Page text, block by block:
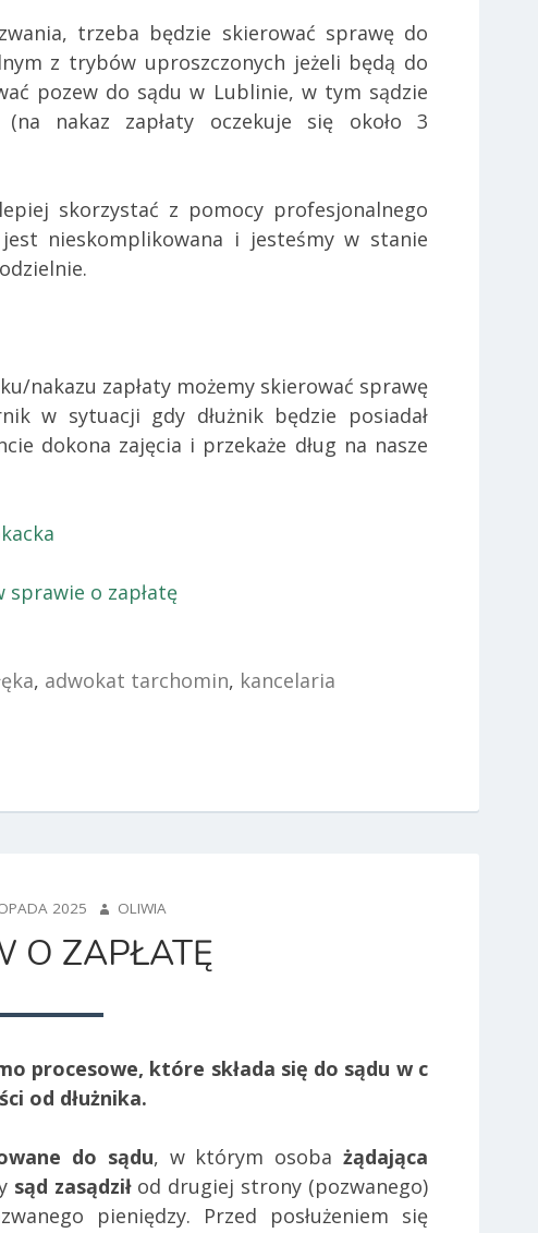
trzeba będzie skierować sprawę do
z trybów uproszczonych jeżeli będą do
pozew do sądu w Lublinie, w tym sądzie
nakaz zapłaty oczekuje się około 3
skorzystać z pomocy profesjonalnego
nieskomplikowana i jesteśmy w stanie
nakazu zapłaty możemy skierować sprawę
w sytuacji gdy dłużnik będzie posiadał
dokona zajęcia i przekaże dług na nasze
sprawie o zapłatę
, adwokat tarchomin, kancelaria
2025 AUTHOR
OLIWIA
O ZAPŁATĘ
procesowe, które składa się do sądu w c
od dłużnika.
do sądu, w którym osobażądająca
sąd zasądziłod drugiej strony (pozwanego)
pieniędzy. Przed posłużeniem się